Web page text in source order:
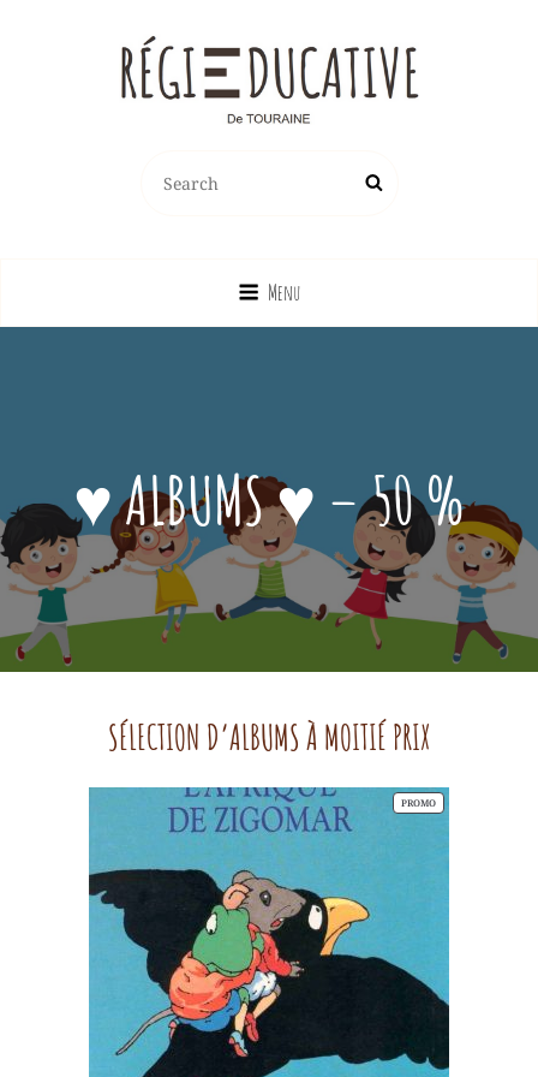
Vente Sur La France Métropolitaine, Ou Emprunt Sur La Touraine, De
for:
Search
Menu
♥ ALBUMS ♥ – 50 %
SÉLECTION D’ALBUMS À MOITIÉ PRIX
PROMOPRODUIT
EN